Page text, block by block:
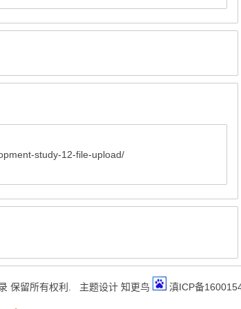
study-12-file-upload/
保留所有权利. 主题设计知更鸟 滇ICP备